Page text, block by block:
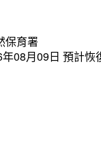
保育署
08月09日 預計